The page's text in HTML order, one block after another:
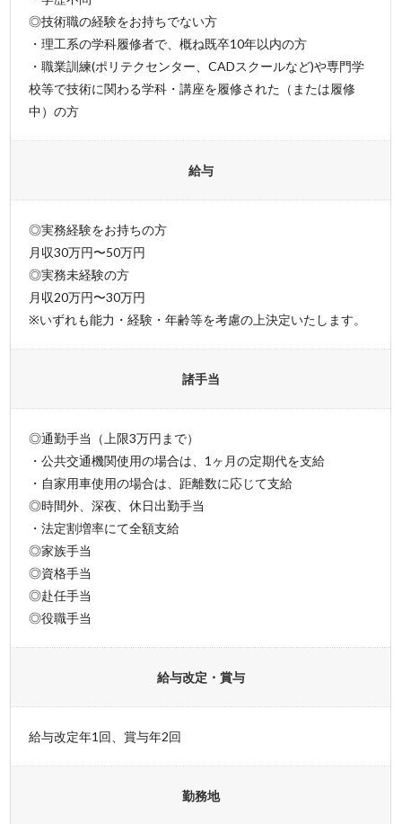
◎技術職の経験をお持ちでない方
・理工系の学科履修者で、概ね既卒10年以内の方
・職業訓練(ポリテクセンター、CADスクールなど)や専門学
校等で技術に関わる学科・講座を履修された（または履修
中）の方
給与
◎実務経験をお持ちの方
月収30万円〜50万円
◎実務未経験の方
月収20万円〜30万円
※いずれも能力・経験・年齢等を考慮の上決定いたします。
諸手当
◎通勤手当（上限3万円まで）
・公共交通機関使用の場合は、1ヶ月の定期代を支給
・自家用車使用の場合は、距離数に応じて支給
◎時間外、深夜、休日出勤手当
・法定割増率にて全額支給
◎家族手当
◎資格手当
◎赴任手当
◎役職手当
給与改定・賞与
給与改定年1回、賞与年2回
勤務地